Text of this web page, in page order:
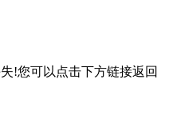
!您可以点击下方链接返回